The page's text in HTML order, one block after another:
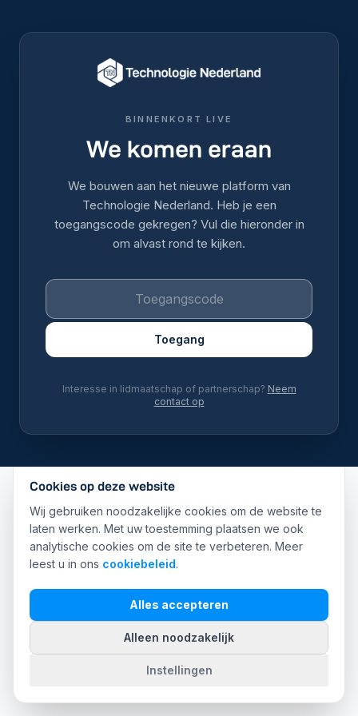
BINNENKORT LIVE
We komen eraan
We bouwen aan het nieuwe platform van
Technologie Nederland. Heb je een
toegangscode gekregen? Vul die hieronder in
om alvast rond te kijken.
Toegang
Interesse in lidmaatschap of partnerschap? Neem
contact op
Cookies op deze website
Wij gebruiken noodzakelijke cookies om de website te
laten werken. Met uw toestemming plaatsen we ook
analytische cookies om de site te verbeteren. Meer
leest u in ons cookiebeleid.
Alles accepteren
Alleen noodzakelijk
Instellingen